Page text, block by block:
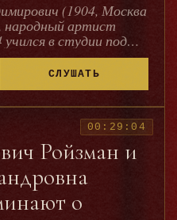
Москва
артист
в студии под
в 1925 был
огромным
внешними
стремился к
расширения
Признание
Джингля
1934).
передать стиль
с особым
СЛУШАТЬ
Ройзман и
о
00:29:04